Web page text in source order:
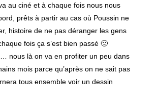
au ciné et à chaque fois nous nous
prêts à partir au cas où Poussin ne
histoire de ne pas déranger les gens
fois ça s’est bien passé 🙂
nous là on va en profiter un peu dans
mois parce qu’après on ne sait pas
tous ensemble voir un dessin